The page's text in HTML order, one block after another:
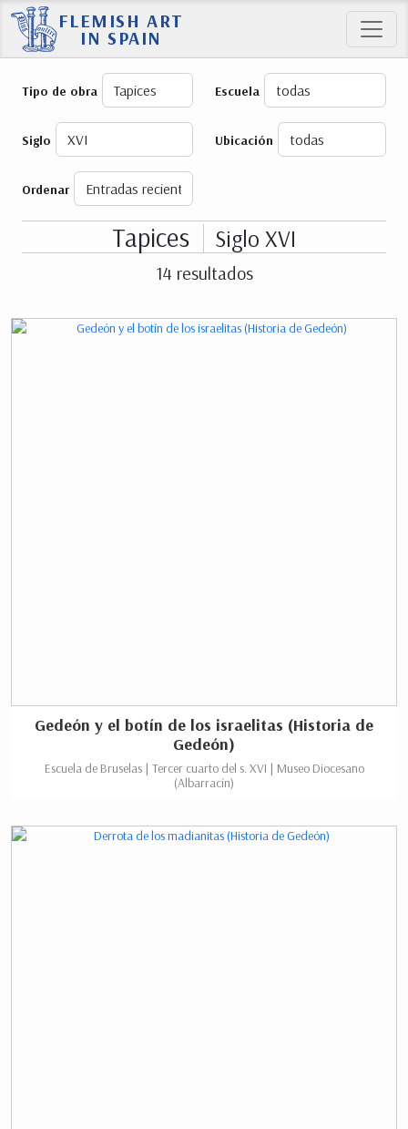
FLEMISH ART
IN SPAIN
Tipo de obra Escuela
Siglo Ubicación
Ordenar
Tapices Siglo XVI
14 resultados
Gedeón y el botín de los israelitas (Historia de
Gedeón)
Escuela de Bruselas | Tercer cuarto del s. XVI | Museo Diocesano
(Albarracín)